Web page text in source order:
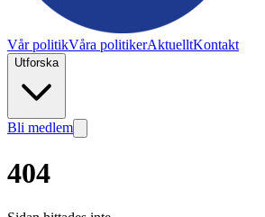
Vår politikVåra politikerAktuelltKontakt
Utforska
Bli medlem
404